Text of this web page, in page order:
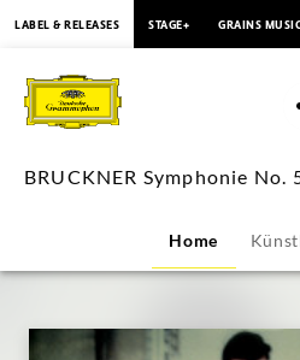
BRUCKNER
Symphonie
No.
Thielemann
LABEL & RELEASES STAGE+ GRAINS
BRUCKNER Symphonie No.
Home